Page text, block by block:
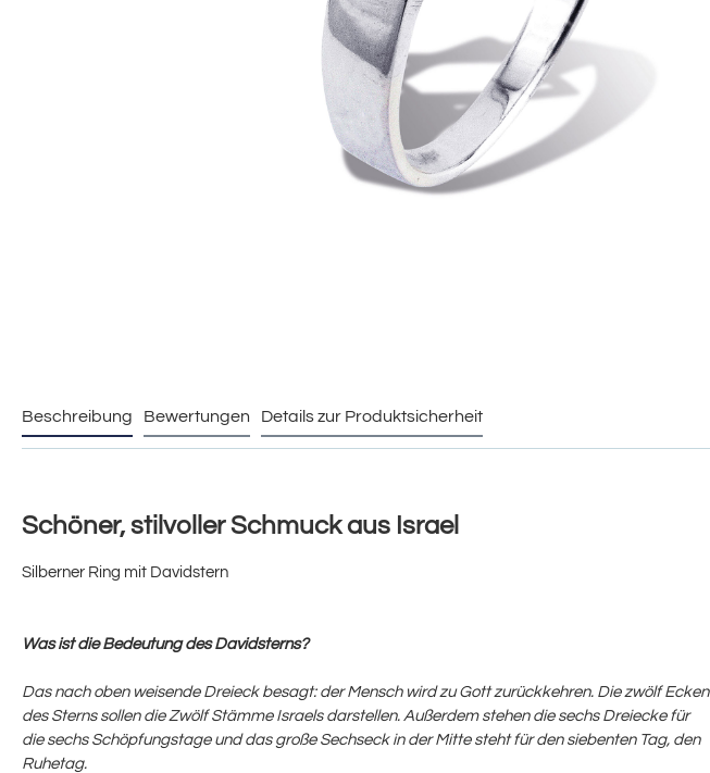
Beschreibung Bewertungen Details zur Produktsicherheit
Schöner, stilvoller Schmuck aus Israel
Silberner Ring mit Davidstern
Was ist die Bedeutung des Davidsterns?
Das nach oben weisende Dreieck besagt: der Mensch wird zu Gott zurückkehren. Die zwölf Ecken
des Sterns sollen die Zwölf Stämme Israels darstellen. Außerdem stehen die sechs Dreiecke für
die sechs Schöpfungstage und das große Sechseck in der Mitte steht für den siebenten Tag, den
Ruhetag.